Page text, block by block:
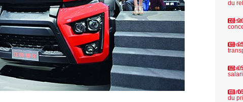
du
du